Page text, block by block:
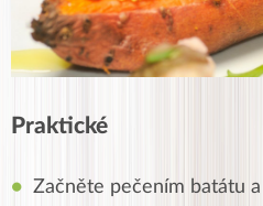
Praktické
Začněte pečením batátu